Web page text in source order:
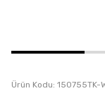
Ürün Kodu: 150755TK-